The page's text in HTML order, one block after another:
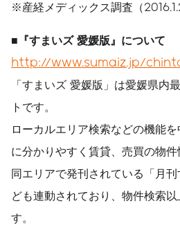
※産経メディックス調査（
■『すまいズ 愛媛版』について
http://www.sumaiz.jp/
「すまいズ 愛媛版」は愛媛県内
トです。
ローカルエリア検索などの機能
に分かりやすく賃貸、売買の物件
同エリアで発刊されている「月
ども連動されており、物件検索
す。